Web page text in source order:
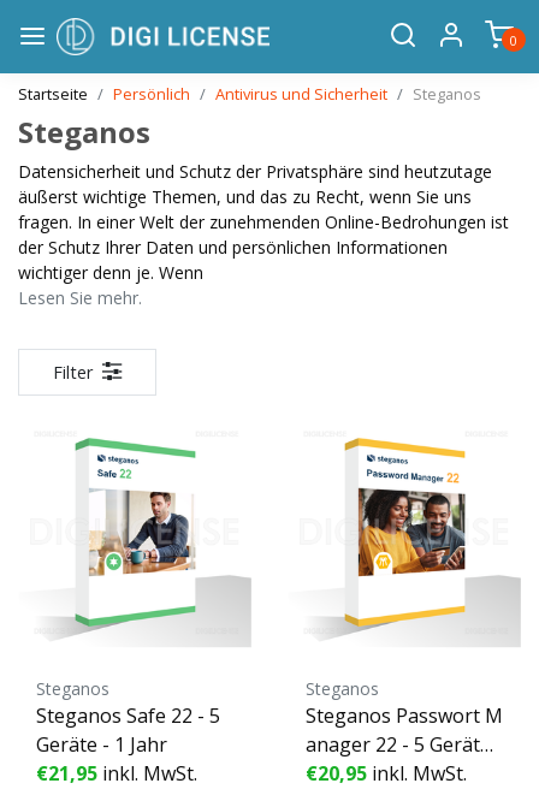
0
Startseite Persönlich Antivirus und Sicherheit Steganos
Steganos
Datensicherheit und Schutz der Privatsphäre sind heutzutage
äußerst wichtige Themen, und das zu Recht, wenn Sie uns
fragen. In einer Welt der zunehmenden Online-Bedrohungen ist
der Schutz Ihrer Daten und persönlichen Informationen
wichtiger denn je. Wenn
Lesen Sie mehr.
Filter
Steganos
Steganos Safe 22 - 5
Geräte - 1 Jahr
€21,95 inkl. MwSt.
Steganos
Steganos Passwort M
anager 22 - 5 Geräte -
1 Jahr
€20,95 inkl. MwSt.